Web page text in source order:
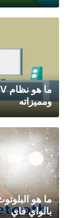
ومميزاته
بالواي فاي